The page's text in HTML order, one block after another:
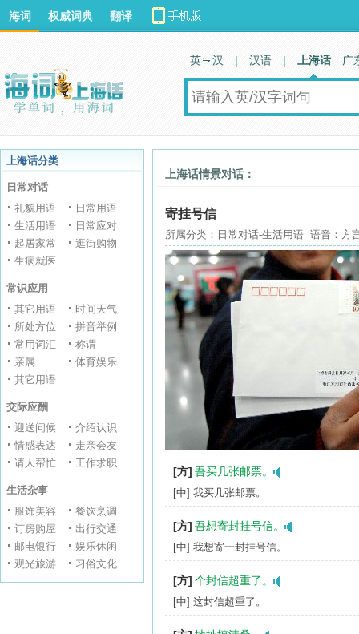
海词 权威词典 翻译
英 汉 | 汉语 | 上海话 广
上海话分类
日常对话
礼貌用语
日常用语
生活用语
日常应对
起居家常
逛街购物
生病就医
常识应用
其它用语
时间天气
所处方位
拼音举例
常用词汇
称谓
亲属
体育娱乐
其它用语
交际应酬
迎送问候
介绍认识
情感表达
走亲会友
请人帮忙
工作求职
生活杂事
服饰美容
餐饮烹调
订房购屋
出行交通
邮电银行
娱乐休闲
观光旅游
习俗文化
上海话情景对话：
寄挂号信
所属分类：日常对话-生活用语 语音：方
[方] 吾买几张邮票。
[中] 我买几张邮票。
[方] 吾想寄封挂号信。
[中] 我想寄一封挂号信。
[方] 个封信超重了。
[中] 这封信超重了。